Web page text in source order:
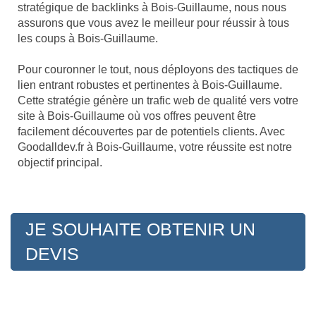
stratégique de backlinks à Bois-Guillaume, nous nous
assurons que vous avez le meilleur pour réussir à tous
les coups à Bois-Guillaume.
Pour couronner le tout, nous déployons des tactiques de
lien entrant robustes et pertinentes à Bois-Guillaume.
Cette stratégie génère un trafic web de qualité vers votre
site à Bois-Guillaume où vos offres peuvent être
facilement découvertes par de potentiels clients. Avec
Goodalldev.fr à Bois-Guillaume, votre réussite est notre
objectif principal.
JE SOUHAITE OBTENIR UN
DEVIS